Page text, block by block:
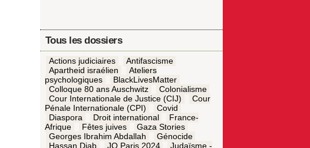
Tous les dossiers
Actions judiciaires
Antifascisme
Apartheid israélien
Ateliers
psychologiques
BlackLivesMatter
Colloque 80 ans Auschwitz
Colonialisme
Cour Internationale de Justice (CIJ)
Cour
Pénale Internationale (CPI)
Covid
Diaspora
Droit international
France-
Afrique
Fêtes juives
Gaza Stories
Georges Ibrahim Abdallah
Génocide
Hassan Diab
JO Paris 2024 Judaïsme -